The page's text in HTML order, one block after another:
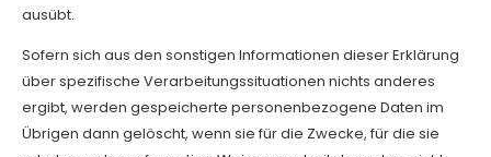
ausübt.
Sofern sich aus den sonstigen Informationen dieser Erklärung
über spezifische Verarbeitungssituationen nichts anderes
ergibt, werden gespeicherte personenbezogene Daten im
Übrigen dann gelöscht, wenn sie für die Zwecke, für die sie